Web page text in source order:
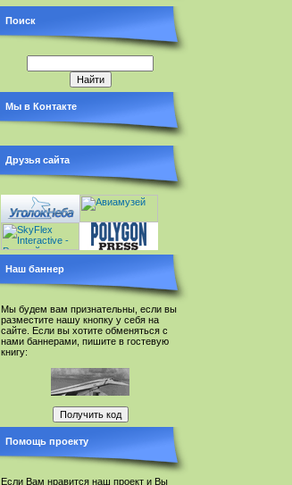
Поиск
Мы в Контакте
Друзья сайта
Наш баннер
Мы будем вам признательны, если вы
разместите нашу кнопку у себя на
сайте. Если вы хотите обменяться с
нами баннерами, пишите в гостевую
книгу:
Помощь проекту
Если Вам нравится наш проект и Вы